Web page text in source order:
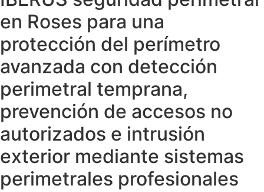
en Roses para una
protección del perímetro
avanzada con detección
perimetral temprana,
prevención de accesos no
autorizados e intrusión
exterior mediante sistemas
perimetrales profesionales